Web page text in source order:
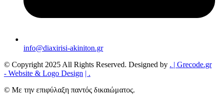
info@diaxirisi-akiniton.gr
© Copyright 2025 All Rights Reserved. Designed by . | Grecode.gr
- Website & Logo Design | .
© Με την επιφύλαξη παντός δικαιώματος.